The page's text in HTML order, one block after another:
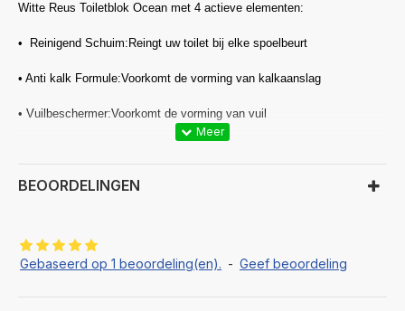
Witte Reus Toiletblok Ocean met 4 actieve elementen:
• Reinigend Schuim:Reingt uw toilet bij elke spoelbeurt
• Anti kalk Formule:Voorkomt de vorming van kalkaanslag
• Vuilbeschermer:Voorkomt de vorming van vuil
BEOORDELINGEN
Gebaseerd op 1 beoordeling(en). - Geef beoordeling